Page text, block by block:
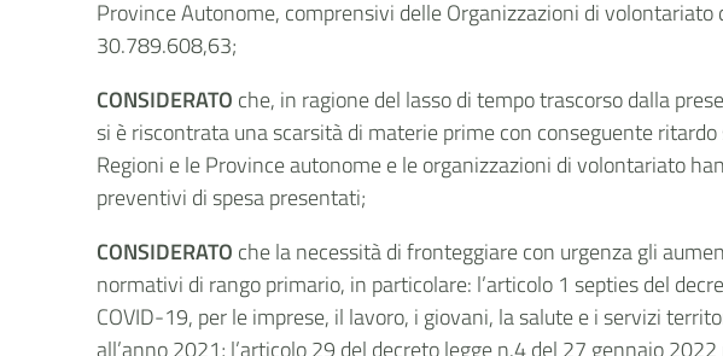
Province Autonome, comprensivi delle Organizzazioni di
30.789.608,63;
CONSIDERATO che, in ragione del lasso di tempo trascorso dalla
si è riscontrata una scarsità di materie prime con conseguente
Regioni e le Province autonome e le organizzazioni di volontariato
preventivi di spesa presentati;
CONSIDERATO che la necessità di fronteggiare con urgenza gli
normativi di rango primario, in particolare: l’articolo 1 septies del
COVID-19, per le imprese, il lavoro, i giovani, la salute e i servizi
all’anno 2021; l’articolo 29 del decreto legge n.4 del 27 gennaio